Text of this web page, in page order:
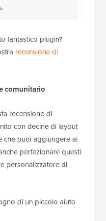
fantastico plugin?
recensione di
comunitario
recensione di
con decine di layout
che puoi aggiungere al
perfezionare questi
personalizzatore di
di un piccolo aiuto